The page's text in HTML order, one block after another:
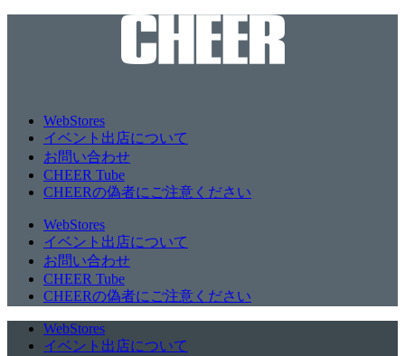
WebStores
イベント出店について
お問い合わせ
CHEER Tube
CHEERの偽者にご注意ください
WebStores
イベント出店について
お問い合わせ
CHEER Tube
CHEERの偽者にご注意ください
WebStores
イベント出店について